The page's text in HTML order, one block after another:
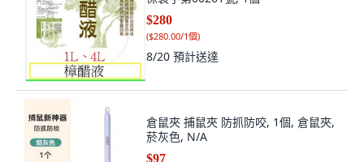
$280
($280.00/1個)
8/20 預計送達
倉鼠夾 捕鼠夾 防抓防咬, 1個, 倉鼠夾,
菸灰色, N/A
$97